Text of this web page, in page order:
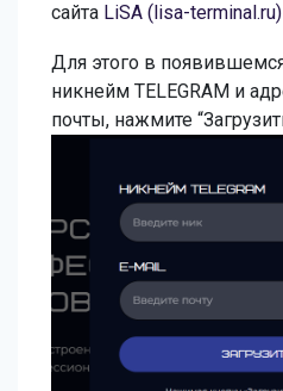
сайта LiSA (lisa-terminal.ru)
Для этого в
никнейм TELEGRAM и
почты, нажмите